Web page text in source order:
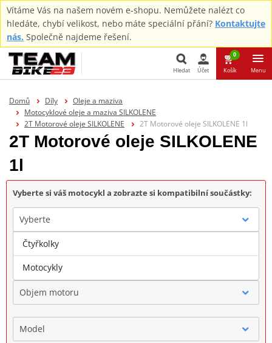
Vítáme Vás na našem novém e-shopu. Nemůžete nalézt co
hledáte, chybí velikost, nebo máte speciální přání? Kontaktujte
nás. Společně najdeme řešení.
Hledat Účet
0
Košík Menu
Domů Díly
Oleje a maziva
Motocyklové oleje a maziva SILKOLENE
2T Motorové oleje SILKOLENE
2T Motorové oleje SILKOLENE 1l
2T Motorové oleje SILKOLENE
1l
Vyberte si váš motocykl a zobrazte si kompatibilní součástky:
Vyberte
Značka
Objem motoru
Model
Čtyřkolky
Motocykly